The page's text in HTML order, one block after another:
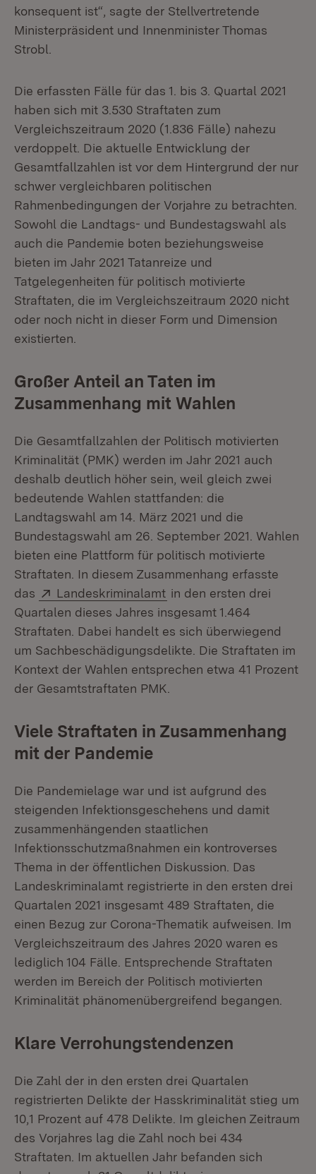
konsequent ist“, sagte der Stellvertretende
Ministerpräsident und Innenminister Thomas
Strobl.
Die erfassten Fälle für das 1. bis 3. Quartal 2021
haben sich mit 3.530 Straftaten zum
Vergleichszeitraum 2020 (1.836 Fälle) nahezu
verdoppelt. Die aktuelle Entwicklung der
Gesamtfallzahlen ist vor dem Hintergrund der nur
schwer vergleichbaren politischen
Rahmenbedingungen der Vorjahre zu betrachten.
Sowohl die Landtags- und Bundestagswahl als
auch die Pandemie boten beziehungsweise
bieten im Jahr 2021 Tatanreize und
Tatgelegenheiten für politisch motivierte
Straftaten, die im Vergleichszeitraum 2020 nicht
oder noch nicht in dieser Form und Dimension
existierten.
Großer Anteil an Taten im
Zusammenhang mit Wahlen
Die Gesamtfallzahlen der Politisch motivierten
Kriminalität (PMK) werden im Jahr 2021 auch
deshalb deutlich höher sein, weil gleich zwei
bedeutende Wahlen stattfanden: die
Landtagswahl am 14. März 2021 und die
Bundestagswahl am 26. September 2021. Wahlen
bieten eine Plattform für politisch motivierte
Straftaten. In diesem Zusammenhang erfasste
das
Extern:
Landeskriminalamt (Öffnet in neuem Fenster)
in den ersten drei
Quartalen dieses Jahres insgesamt 1.464
Straftaten. Dabei handelt es sich überwiegend
um Sachbeschädigungsdelikte. Die Straftaten im
Kontext der Wahlen entsprechen etwa 41 Prozent
der Gesamtstraftaten PMK.
Viele Straftaten in Zusammenhang
mit der Pandemie
Die Pandemielage war und ist aufgrund des
steigenden Infektionsgeschehens und damit
zusammenhängenden staatlichen
Infektionsschutzmaßnahmen ein kontroverses
Thema in der öffentlichen Diskussion. Das
Landeskriminalamt registrierte in den ersten drei
Quartalen 2021 insgesamt 489 Straftaten, die
einen Bezug zur Corona-Thematik aufweisen. Im
Vergleichszeitraum des Jahres 2020 waren es
lediglich 104 Fälle. Entsprechende Straftaten
werden im Bereich der Politisch motivierten
Kriminalität phänomenübergreifend begangen.
Klare Verrohungstendenzen
Die Zahl der in den ersten drei Quartalen
registrierten Delikte der Hasskriminalität stieg um
10,1 Prozent auf 478 Delikte. Im gleichen Zeitraum
des Vorjahres lag die Zahl noch bei 434
Straftaten. Im aktuellen Jahr befanden sich